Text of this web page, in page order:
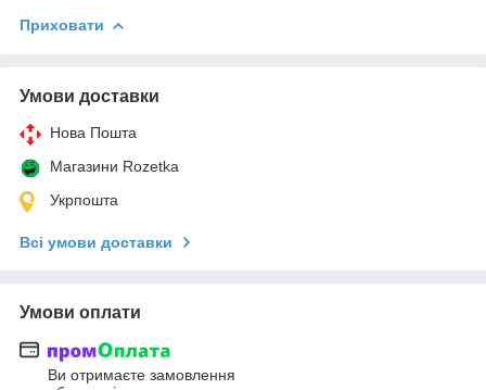
Приховати
Умови доставки
Нова Пошта
Магазини Rozetka
Укрпошта
Всі умови доставки
Умови оплати
Ви отримаєте замовлення